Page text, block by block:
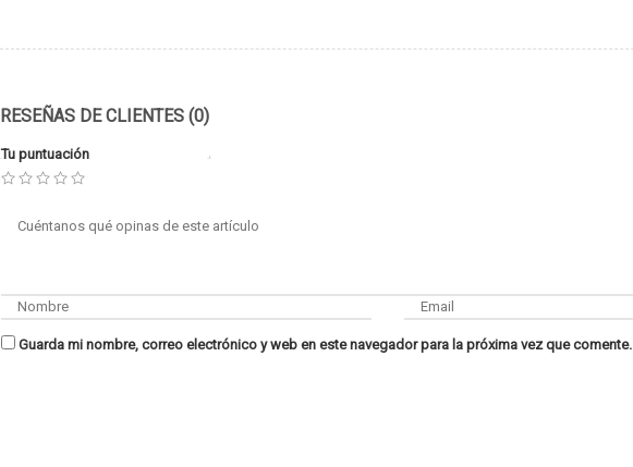
RESEÑAS DE CLIENTES (0)
Tu puntuación
Guarda mi nombre, correo electrónico y web en este navegador para la próxima vez que comente.